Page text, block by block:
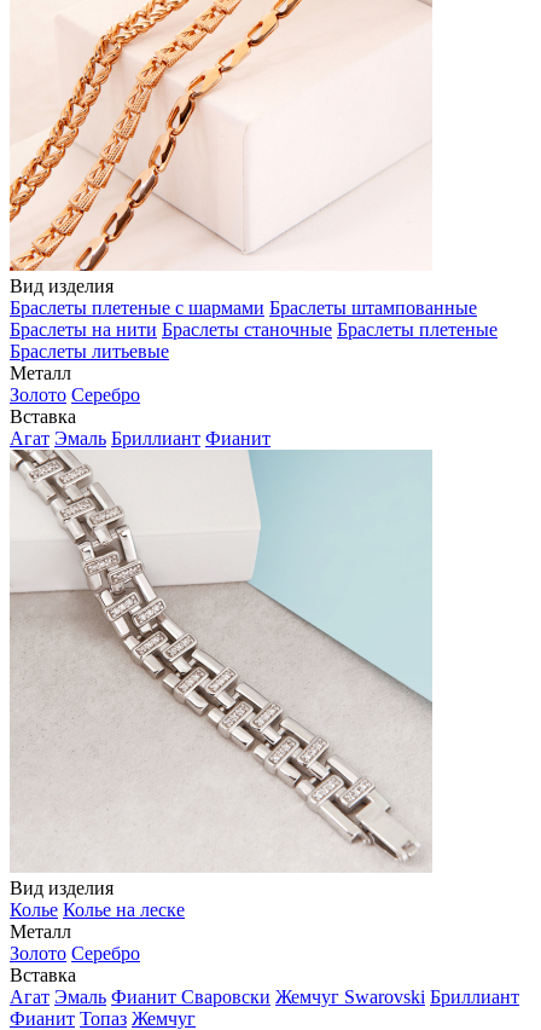
Вид изделия
Браслеты плетеные с шармами Браслеты штампованные
Браслеты на нити Браслеты станочные Браслеты плетеные
Браслеты литьевые
Металл
Золото Серебро
Вставка
Агат Эмаль Бриллиант Фианит
Вид изделия
Колье Колье на леске
Металл
Золото Серебро
Вставка
Агат Эмаль Фианит Сваровски Жемчуг Swarovski Бриллиант
Фианит Топаз Жемчуг